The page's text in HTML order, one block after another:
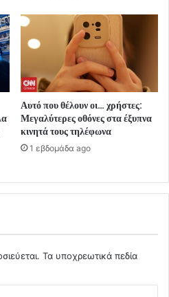
Αυτό που θέλουν οι… χρήστες:
Μεγαλύτερες οθόνες στα έξυπνα
κινητά τους τηλέφωνα
1 εβδομάδα ago
Τα υποχρεωτικά πεδία